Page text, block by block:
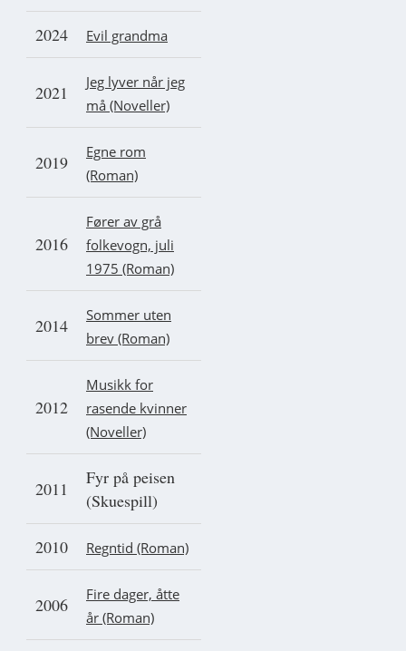
2024 Evil grandma
2021
Jeg lyver når jeg
må (Noveller)
2019
Egne rom
(Roman)
2016
Fører av grå
folkevogn, juli
1975 (Roman)
2014
Sommer uten
brev (Roman)
2012
Musikk for
rasende kvinner
(Noveller)
2011
Fyr på peisen
(Skuespill)
2010 Regntid (Roman)
2006
Fire dager, åtte
år (Roman)